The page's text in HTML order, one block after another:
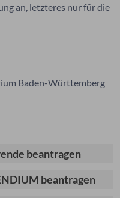
an, letzteres nur für die
Baden-Württemberg
beantragen
beantragen